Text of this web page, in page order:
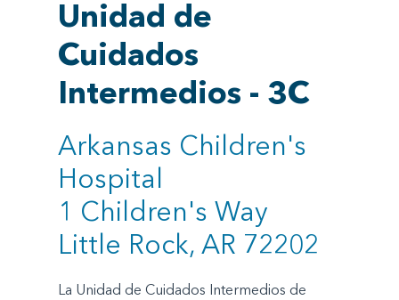
Unidad de
Cuidados
Intermedios - 3C
Arkansas Children's
Hospital
1 Children's Way
Little Rock, AR 72202
La Unidad de Cuidados Intermedios de